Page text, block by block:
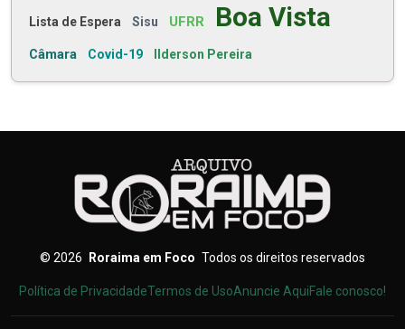
Lista de Espera Sisu UFRR Boa Vista
Câmara Covid-19 Ilderson Pereira
© 2026 Roraima em Foco Todos os direitos reservados
Política de PrivacidadeTermos de UsoAnuncie AquiFale conosco!